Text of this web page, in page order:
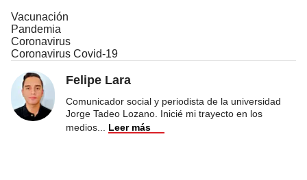
Vacunación
Pandemia
Coronavirus
Coronavirus Covid-19
Felipe Lara
Comunicador social y periodista de la universidad
Jorge Tadeo Lozano. Inicié mi trayecto en los
medios
Leer más